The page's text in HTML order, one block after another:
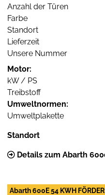
Anzahl der Türen
Farbe
Standort
Lieferzeit
Unsere Nummer
Motor:
kW / PS
Treibstoff
Umweltnormen:
Umweltplakette
Standort
Details zum Abarth
Abarth 600E 54 KWH